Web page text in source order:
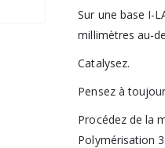
Sur une base I-
millimètres au-
Catalysez.
Pensez à
Procédez de la
Polymérisation